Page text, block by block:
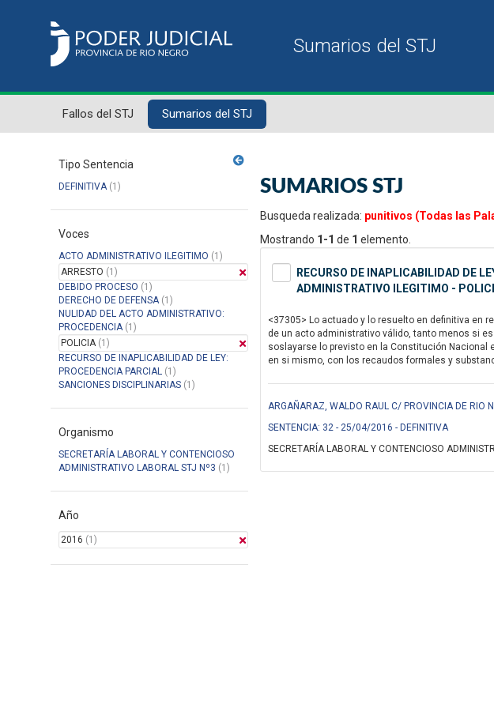
Fallos del STJ Sumarios del STJ
Tipo Sentencia
DEFINITIVA(1)
Voces
ACTO ADMINISTRATIVO ILEGITIMO (1)
ARRESTO (1)
DEBIDO PROCESO (1)
DERECHO DE DEFENSA(1)
NULIDAD DEL ACTO ADMINISTRATIVO:
PROCEDENCIA(1)
POLICIA(1)
RECURSO DE INAPLICABILIDAD DE LEY:
PROCEDENCIA PARCIAL (1)
SANCIONES DISCIPLINARIAS (1)
Organismo
SECRETARÍA LABORAL Y CONTENCIOSO
ADMINISTRATIVO LABORAL STJ Nº3 (1)
Año
2016 (1)
SUMARIOS STJ
Busqueda realizada: punitivos (Todas las
Mostrando 1-1 de 1 elemento.
RECURSO DE INAPLICABILIDAD DE
ADMINISTRATIVO ILEGITIMO -
<37305> Lo actuado y lo resuelto en definitiva en
de un acto administrativo válido, tanto menos si
soslayarse lo previsto en la Constitución Nacional
en si mismo, con los recaudos formales y
ARGAÑARAZ, WALDO RAUL C/ PROVINCIA DE RIO
SENTENCIA: 32 - 25/04/2016 - DEFINITIVA
SECRETARÍA LABORAL Y CONTENCIOSO